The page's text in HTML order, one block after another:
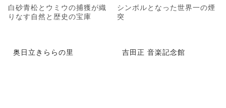
白砂青松とウミウの捕獲が織
りなす自然と歴史の宝庫
シンボルとなった世界一の煙
突
奥日立きららの里 吉田正 音楽記念館